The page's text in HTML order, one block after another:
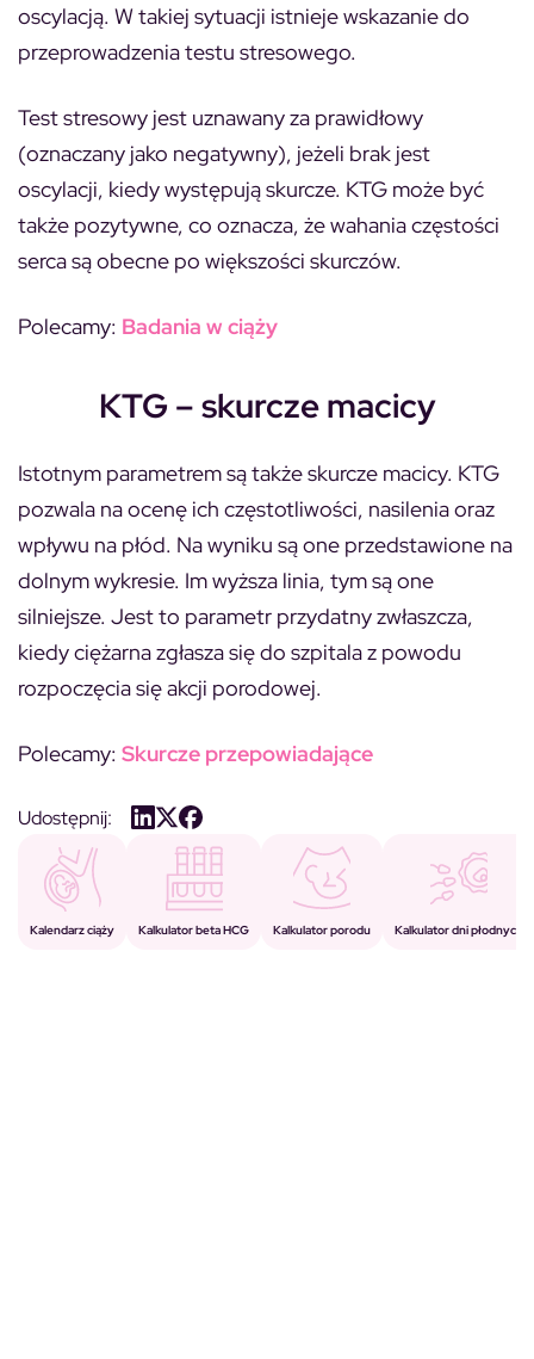
oscylacją. W takiej sytuacji istnieje wskazanie do
przeprowadzenia testu stresowego.
Test stresowy jest uznawany za prawidłowy
(oznaczany jako negatywny), jeżeli brak jest
oscylacji, kiedy występują skurcze. KTG może być
także pozytywne, co oznacza, że wahania częstości
serca są obecne po większości skurczów.
Polecamy: Badania w ciąży
KTG – skurcze macicy
Istotnym parametrem są także skurcze macicy. KTG
pozwala na ocenę ich częstotliwości, nasilenia oraz
wpływu na płód. Na wyniku są one przedstawione na
dolnym wykresie. Im wyższa linia, tym są one
silniejsze. Jest to parametr przydatny zwłaszcza,
kiedy ciężarna zgłasza się do szpitala z powodu
rozpoczęcia się akcji porodowej.
Polecamy: Skurcze przepowiadające
Udostępnij:
Kalendarz ciąży Kalkulator beta HCG Kalkulator porodu Kalkulator dni płodnych